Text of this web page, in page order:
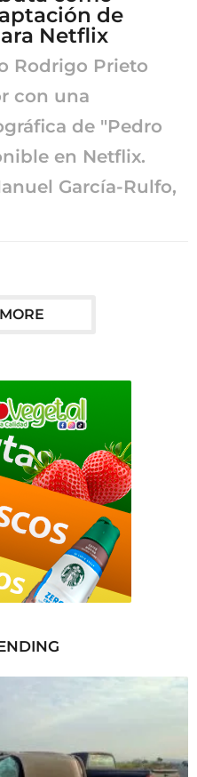
de
Netflix
Rodrigo Prieto
con una
de "Pedro
en Netflix.
García-Rulfo,